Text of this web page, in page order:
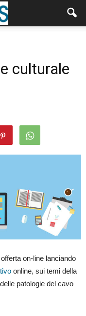
culturale
on-line lanciando
online, sui temi della
patologie del cavo